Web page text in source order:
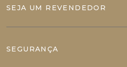
SEJA UM REVENDEDOR
SEGURANÇA